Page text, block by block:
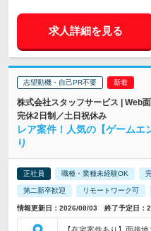
求人詳細を見る
志望動機・自己PR不要
株式会社スタッフサービス | Web
完休2日制／土日祝休み
レア案件！人気の【ゲーム
り
正社員 職種・業種未経験OK
第二新卒歓迎 リモートワーク可
情報更新日：2026/08/03 終了予定日：